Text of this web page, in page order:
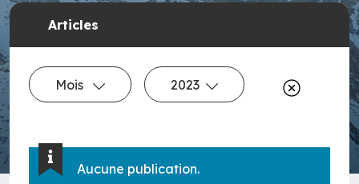
Articles
Mois 2023
Aucune publication.